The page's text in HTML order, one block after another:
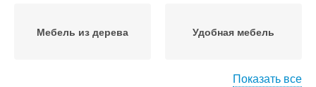
Мебель из дерева Удобная мебель
Показать все